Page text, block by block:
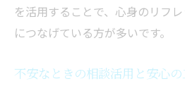
を活用することで、心身のリフ
につなげている方が多いです。
不安なときの相談活用と安心